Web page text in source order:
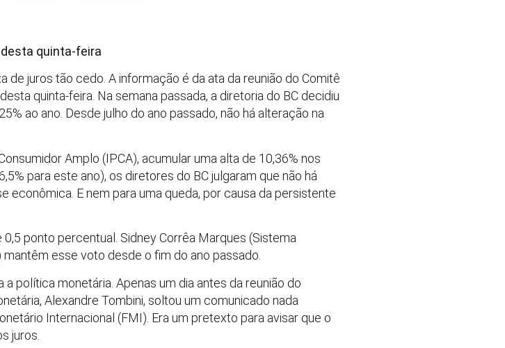
quinta-feira
de juros tão cedo. A informação é da ata da reunião do Comitê
quinta-feira. Na semana passada, a diretoria do BC decidiu
ao ano. Desde julho do ano passado, não há alteração na
Amplo (IPCA), acumular uma alta de 10,36% nos
para este ano), os diretores do BC julgaram que não há
econômica. E nem para uma queda, por causa da persistente
ponto percentual. Sidney Corrêa Marques (Sistema
esse voto desde o fim do ano passado.
política monetária. Apenas um dia antes da reunião do
Alexandre Tombini, soltou um comunicado nada
Internacional (FMI). Era um pretexto para avisar que o
juros.